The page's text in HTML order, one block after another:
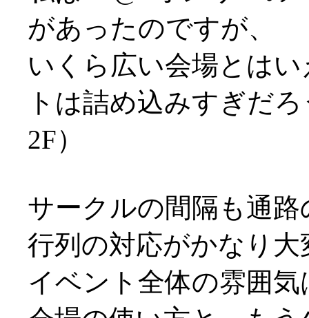
があったのですが、
いくら広い会場とは
トは詰め込みすぎだ
2F）
サークルの間隔も通
行列の対応がかなり
イベント全体の雰囲